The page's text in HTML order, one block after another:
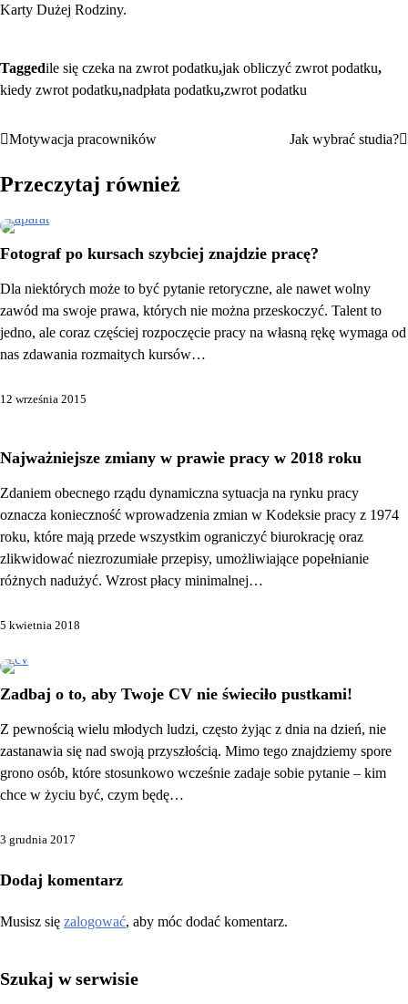
Karty Dużej Rodziny.
Taggedile się czeka na zwrot podatku,jak obliczyć zwrot podatku,
kiedy zwrot podatku,nadpłata podatku,zwrot podatku
Nawigacja
wpisu
Motywacja pracowników Jak wybrać studia?
Przeczytaj również
Fotograf po kursach szybciej znajdzie pracę?
Dla niektórych może to być pytanie retoryczne, ale nawet wolny
zawód ma swoje prawa, których nie można przeskoczyć. Talent to
jedno, ale coraz częściej rozpoczęcie pracy na własną rękę wymaga od
nas zdawania rozmaitych kursów…
12 września 2015
Najważniejsze zmiany w prawie pracy w 2018 roku
Zdaniem obecnego rządu dynamiczna sytuacja na rynku pracy
oznacza konieczność wprowadzenia zmian w Kodeksie pracy z 1974
roku, które mają przede wszystkim ograniczyć biurokrację oraz
zlikwidować niezrozumiałe przepisy, umożliwiające popełnianie
różnych nadużyć. Wzrost płacy minimalnej…
5 kwietnia 2018
Zadbaj o to, aby Twoje CV nie świeciło pustkami!
Z pewnością wielu młodych ludzi, często żyjąc z dnia na dzień, nie
zastanawia się nad swoją przyszłością. Mimo tego znajdziemy spore
grono osób, które stosunkowo wcześnie zadaje sobie pytanie – kim
chce w życiu być, czym będę…
3 grudnia 2017
Dodaj komentarz
Musisz się zalogować, aby móc dodać komentarz.
Szukaj w serwisie